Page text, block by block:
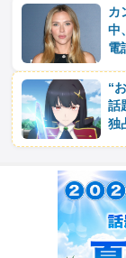
カ
中
電
“
話
独